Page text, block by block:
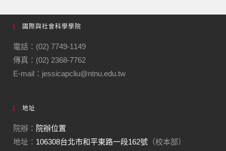
國際與社會科學學院
電話：(02) 7749-1149
傳真：(02) 2368-7762
E-mail：jessicapcliu@ntnu.edu.tw
地址
院辦： 院辦位置
地址： 106308台北市和平東路一段162號 （校本部）